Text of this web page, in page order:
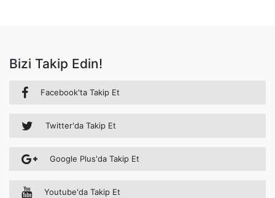
Bizi Takip Edin!
Facebook'ta Takip Et
Twitter'da Takip Et
Google Plus'da Takip Et
Youtube'da Takip Et